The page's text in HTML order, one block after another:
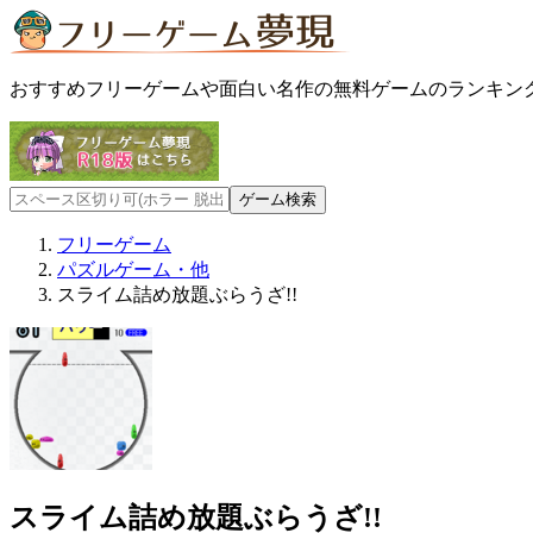
おすすめフリーゲームや面白い名作の無料ゲームのランキン
フリーゲーム
パズルゲーム・他
スライム詰め放題ぶらうざ!!
スライム詰め放題ぶらうざ!!